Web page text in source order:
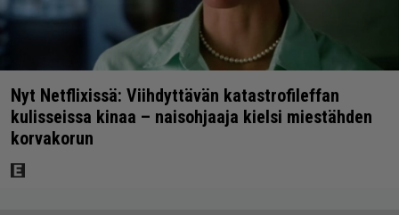
Nyt Netflixissä: Viihdyttävän katastrofileffan
kulisseissa kinaa – naisohjaaja kielsi miestähden
korvakorun